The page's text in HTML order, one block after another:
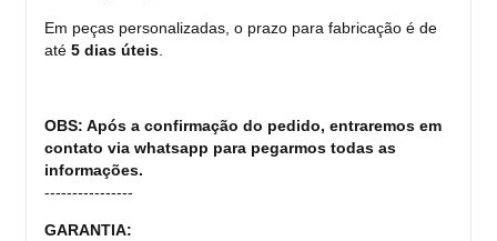
Em peças personalizadas, o prazo para fabricação é de
até 5 dias úteis
OBS: Após a confirmação do pedido, entraremos em
contato via whatsapp para pegarmos todas as
informações.
----------------
GARANTIA: